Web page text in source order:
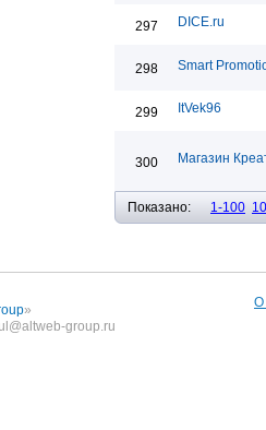
297 DICE.ru
298 Smart
299 ItVek96
300 Магазин
Показано: 1-100
»
group.ru
О